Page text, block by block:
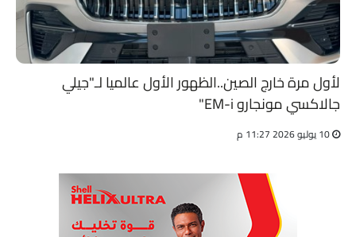
لأول مرة خارج الصين..الظهور الأول عالميا لـ"جيلي
جالاكسي مونجارو EM-i"